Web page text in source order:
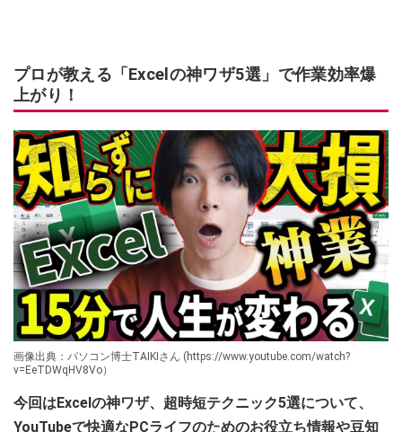
プロが教える「Excelの神ワザ5選」で作業効率爆
上がり！
画像出典：パソコン博士TAIKIさん (https://www.youtube.com/watch?
v=EeTDWqHV8Vo）
今回はExcelの神ワザ、超時短テクニック5選について、
YouTubeで快適なPCライフのためのお役立ち情報や豆知